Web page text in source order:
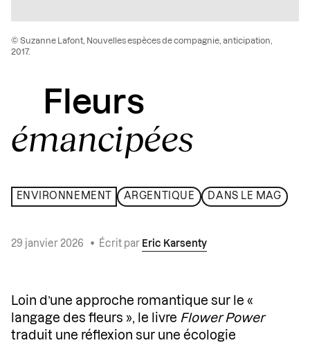
Fleurs
émancipées
ENVIRONNEMENT ARGENTIQUE DANS LE MAG
29 janvier 2026 • Écrit par Eric Karsenty
© Suzanne Lafont, Nouvelles espèces de compagnie, anticipation,
2017.
Loin d’une approche romantique sur le «
langage des fleurs », le livre Flower Power
traduit une réflexion sur une écologie